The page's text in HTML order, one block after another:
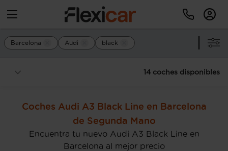
Barcelona Audi black
14 coches disponibles
Coches Audi A3 Black Line en Barcelona
de Segunda Mano
Encuentra tu nuevo Audi A3 Black Line en
Barcelona al mejor precio